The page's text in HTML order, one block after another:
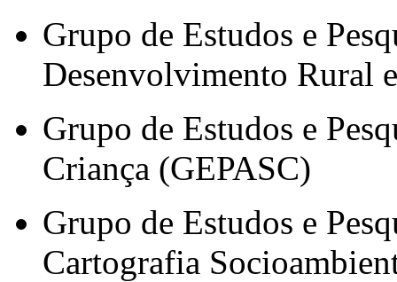
Grupo de Estudos e
Desenvolvimento Rural
Grupo de Estudos e
Criança (GEPASC)
Grupo de Estudos e
Cartografia